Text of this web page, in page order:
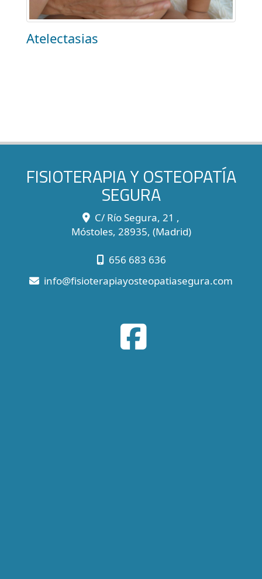
Atelectasias
FISIOTERAPIA Y OSTEOPATÍA
SEGURA
C/ Río Segura, 21 ,
Móstoles, 28935, (Madrid)
656 683 636
info
fisioterapiayosteopatiasegura.com